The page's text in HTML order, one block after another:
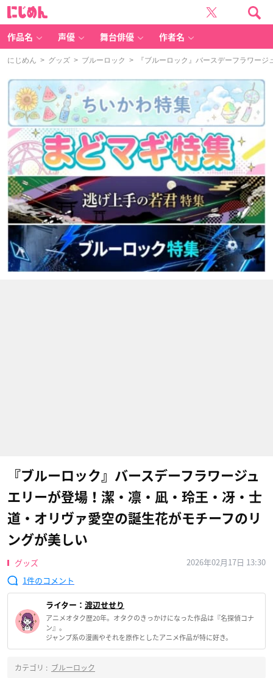
作品名 声優 舞台俳優 作者名
にじめん > グッズ > ブルーロック > 『ブルーロック』バースデーフラワージ
『ブルーロック』バースデーフラワージュ
エリーが登場！潔・凛・凪・玲王・冴・士
道・オリヴァ愛空の誕生花がモチーフのリ
ングが美しい
グッズ
2026年02月17日 13:30
1
ライター： 渡辺せせり
アニメオタク歴20年。オタクのきっかけになった作品は『名探偵コナ
ン』。
ジャンプ系の漫画やそれを原作としたアニメ作品が特に好き。
カテゴリ : ブルーロック